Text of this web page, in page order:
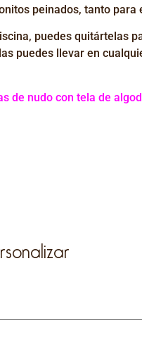
peinados, tanto
puedes quitártelas
puedes llevar en
de nudo con tela de